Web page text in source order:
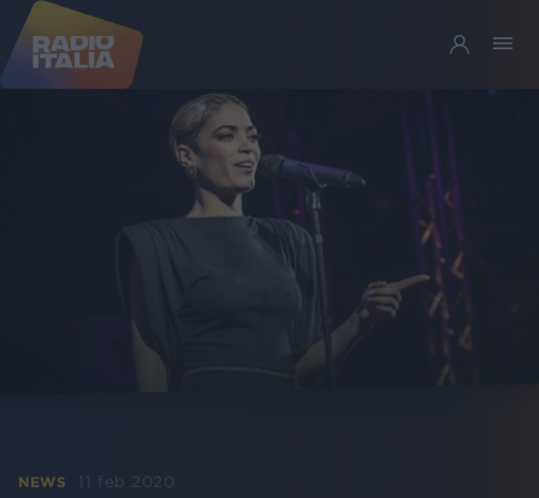
NEWS 11 feb 2020